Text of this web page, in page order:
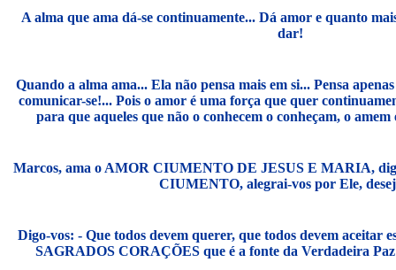
A alma que ama dá-se continuamente... Dá amor e quanto
dar!
Quando a alma ama... Ela não pensa mais em si... Pensa
comunicar-se!... Pois o amor é uma força que quer
para que aqueles que não o conhecem o conheçam, o
Marcos, ama o AMOR CIUMENTO DE JESUS E MARIA,
CIUMENTO, alegrai-vos por Ele,
Digo-vos: - Que todos devem querer, que todos devem
SAGRADOS CORAÇÕES que é a fonte da Verdadeira